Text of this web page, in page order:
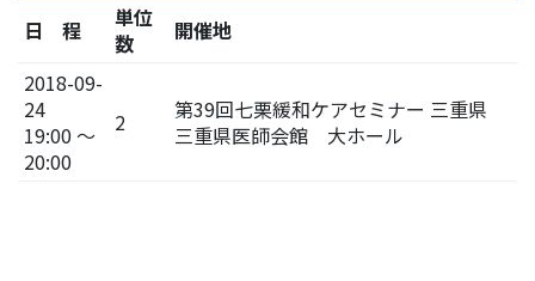
日 程
単位
数
開催地
2018-09-
24
19:00 ～
20:00
2
第39回七栗緩和ケアセミナー 三重県
三重県医師会館 大ホール